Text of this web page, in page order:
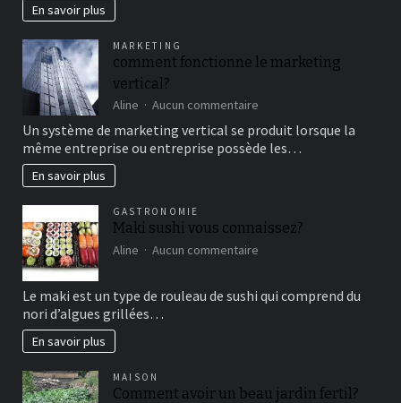
bon
En savoir plus
MARKETING
comment fonctionne le marketing
vertical?
Aline Aucun commentaire
fonctionne
le
Un système de marketing vertical se produit lorsque la
même entreprise ou entreprise possède les…
En savoir plus
GASTRONOMIE
Maki sushi vous connaissez?
Aline Aucun commentaire
vous
Le maki est un type de rouleau de sushi qui comprend du
nori d’algues grillées…
En savoir plus
MAISON
Comment avoir un beau jardin fertil?